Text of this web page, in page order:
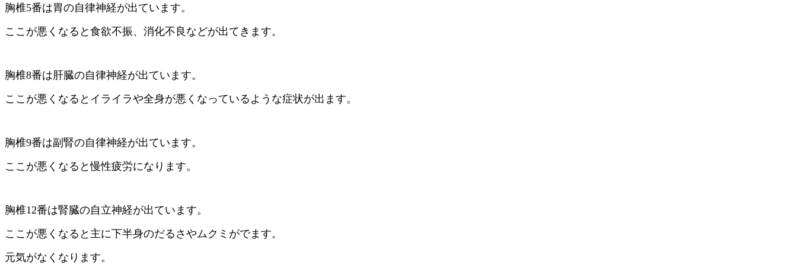
胸椎5番は胃の自律神経が出ています。
ここが悪くなると食欲不振、消化不良などが出てきます。
胸椎8番は肝臓の自律神経が出ています。
ここが悪くなるとイライラや全身が悪くなっているような症状が出ます。
胸椎9番は副腎の自律神経が出ています。
ここが悪くなると慢性疲労になります。
胸椎12番は腎臓の自立神経が出ています。
ここが悪くなると主に下半身のだるさやムクミがでます。
元気がなくなります。